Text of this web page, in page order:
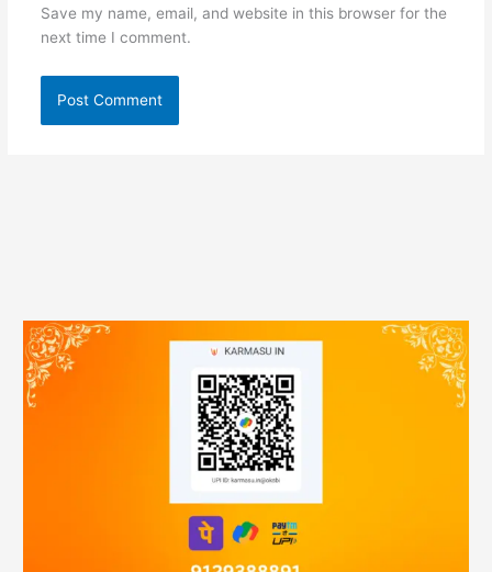
Save my name, email, and website in this browser for the
next time I comment.